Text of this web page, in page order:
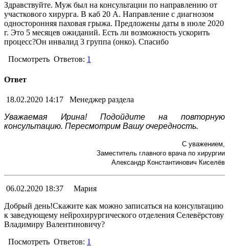
Здравствуйте. Муж был на консультации по направлению от
участкового хирурга. В каб 20 А. Направление с диагнозом
односторонняя паховая грыжа. Предложены даты в июле 2020
г. Это 5 месяцев ожиданий. Есть ли возможность ускорить
процесс?Он инвалид 3 группа (онко). Спасибо
Посмотреть Ответов: 1
Ответ
18.02.2020 14:17
Менеджер раздела
Уважаемая Ирина! Подойдите на повторную
консультацию. Пересмотрим Вашу очередность.
С уважением,
Заместитель главного врача по хирургии
Александр Константинович Киселёв
06.02.2020 18:37
Мария
Добрый день!Скажите как можно записаться на консультацию
к заведующему нейрохирургического отделения Селевёрстову
Владимиру Валентиновичу?
Посмотреть Ответов: 1